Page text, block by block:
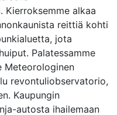
Kierroksemme alkaa
reittiä kohti
jota
Palatessamme
Meteorologinen
revontuliobservatorio,
Kaupungin
autosta ihailemaan